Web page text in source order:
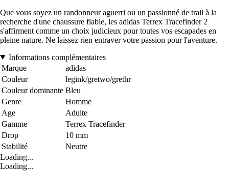
Que vous soyez un randonneur aguerri ou un passionné de trail à la
recherche d'une chaussure fiable, les adidas Terrex Tracefinder 2
s'affirment comme un choix judicieux pour toutes vos escapades en
pleine nature. Ne laissez rien entraver votre passion pour l'aventure.
Informations complémentaires
Marque
adidas
Couleur
legink/gretwo/grethr
Couleur dominante Bleu
Genre
Homme
Age
Adulte
Gamme
Terrex Tracefinder
Drop
10 mm
Stabilité
Neutre
Loading...
Loading...